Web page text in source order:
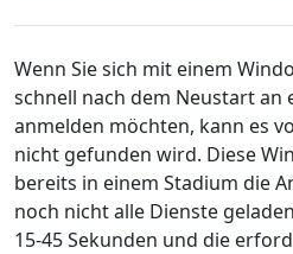
Wenn Sie sich mit einem
schnell nach dem Neustart an
anmelden möchten, kann es
nicht gefunden wird. Diese
bereits in einem Stadium die
noch nicht alle Dienste
15-45 Sekunden und die